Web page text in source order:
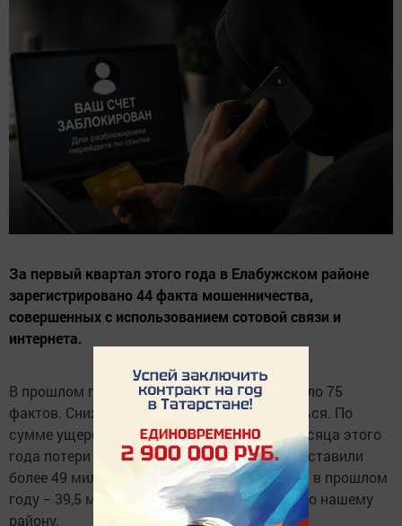
За первый квартал этого года в Елабужском районе
зарегистрировано 44 факта мошенничества,
совершенных с использованием сотовой связи и
интернета.
В прошлом году за аналогичный период было 75
фактов. Снижение налицо, но рано радоваться. По
сумме ущерба картина обратная. За три месяца этого
года потери от мошеннических действий составили
более 49 миллионов рублей. Для сравнения: в прошлом
году − 39,5 миллиона рублей. И это только по нашему
району.